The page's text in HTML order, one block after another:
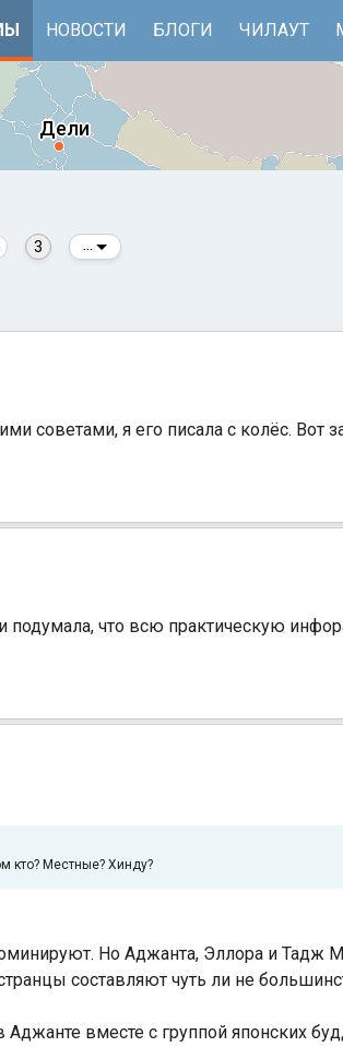
НОВОСТИ БЛОГИ ЧИЛАУТ
Бенгальский
3
советами, я его писала с колёс. Вот
подумала, что всю практическую
кто? Местные? Хинду?
Но Аджанта, Эллора и Тадж
составляют чуть ли не
вместе с группой японских